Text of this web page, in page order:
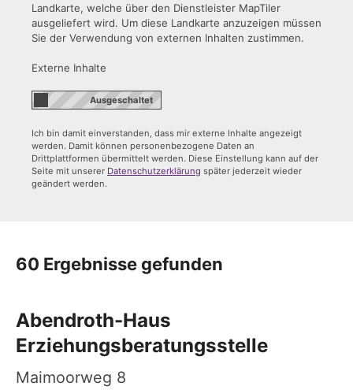
Landkarte, welche über den Dienstleister MapTiler
ausgeliefert wird. Um diese Landkarte anzuzeigen müssen
Sie der Verwendung von externen Inhalten zustimmen.
Externe Inhalte
Ich bin damit einverstanden, dass mir externe Inhalte angezeigt
werden. Damit können personenbezogene Daten an
Drittplattformen übermittelt werden. Diese Einstellung kann auf der
Seite mit unserer Datenschutzerklärung später jederzeit wieder
geändert werden.
60 Ergebnisse gefunden
Abendroth-Haus
Erziehungsberatungsstelle
Maimoorweg 8